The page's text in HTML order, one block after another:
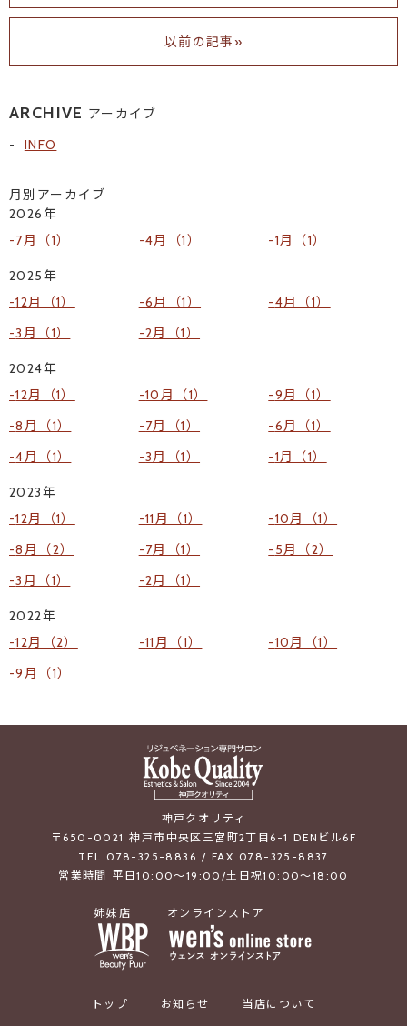
以前の記事»
ARCHIVE アーカイブ
INFO
月別アーカイブ
2026年
7月（1）
4月（1） 1月（1）
2025年
12月（1）
6月（1）
4月（1）
3月（1）
2月（1）
2024年
12月（1）
10月（1）
9月（1）
8月（1）
7月（1）
6月（1）
4月（1）
3月（1） 1月（1）
2023年
12月（1）
11月（1）
10月（1）
8月（2）
7月（1）
5月（2）
3月（1）
2月（1）
2022年
12月（2）
11月（1）
10月（1）
9月（1）
神戸クオリティ
〒650-0021 神戸市中央区三宮町2丁目6-1 DENビル6F
TEL 078-325-8836 / FAX 078-325-8837
営業時間 平日10:00～19:00/土日祝10:00～18:00
姉妹店 オンラインストア
トップ お知らせ 当店について